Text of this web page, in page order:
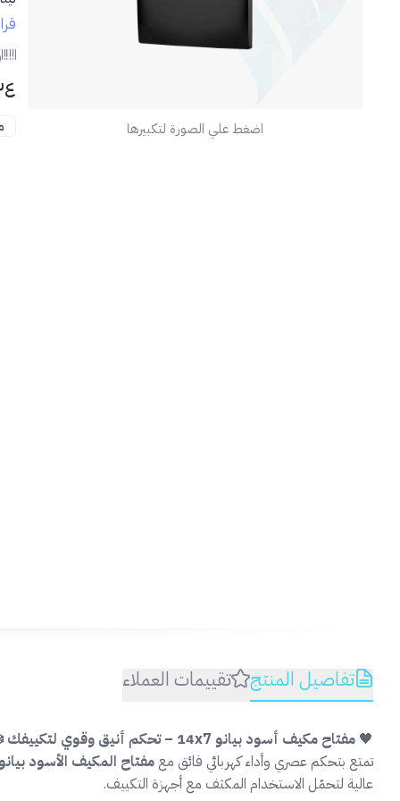
اضغط علي الصورة لتكبيرها
تفاصيل المنتج تقييمات العملاء
🖤 مفتاح مكيف أسود بيانو 14x7 – تحكم أنيق وقوي لتكييفك ❄️⚡
تمتع بتحكم عصري وأداء كهربائي فائق مع مفتاح المكيف الأسود بيانو
عالية لتحمّل الاستخدام المكثف مع أجهزة التكييف.